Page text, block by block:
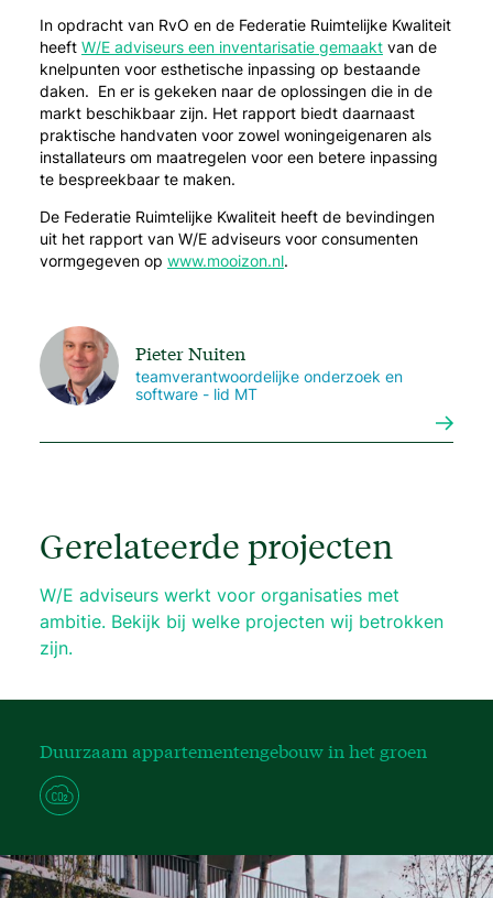
In opdracht van RvO en de Federatie Ruimtelijke Kwaliteit
heeft W/E adviseurs een inventarisatie gemaakt van de
knelpunten voor esthetische inpassing op bestaande
daken. En er is gekeken naar de oplossingen die in de
markt beschikbaar zijn. Het rapport biedt daarnaast
praktische handvaten voor zowel woningeigenaren als
installateurs om maatregelen voor een betere inpassing
te bespreekbaar te maken.
De Federatie Ruimtelijke Kwaliteit heeft de bevindingen
uit het rapport van W/E adviseurs voor consumenten
vormgegeven op www.mooizon.nl.
Pieter Nuiten
teamverantwoordelijke onderzoek en
software - lid MT
Gerelateerde projecten
W/E adviseurs werkt voor organisaties met
ambitie. Bekijk bij welke projecten wij betrokken
zijn.
Duurzaam appartementengebouw in het groen